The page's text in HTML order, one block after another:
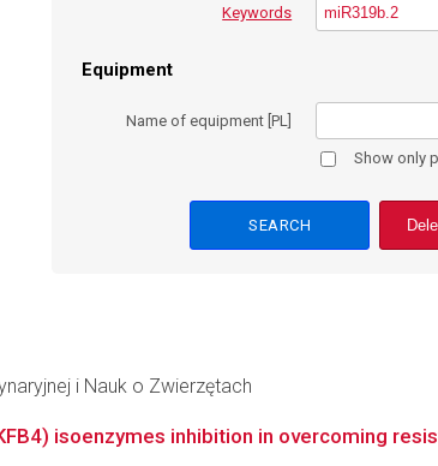
Keywords
Equipment
Name of equipment [PL]
Show only
i Nauk o Zwierzętach
isoenzymes inhibition in overcoming